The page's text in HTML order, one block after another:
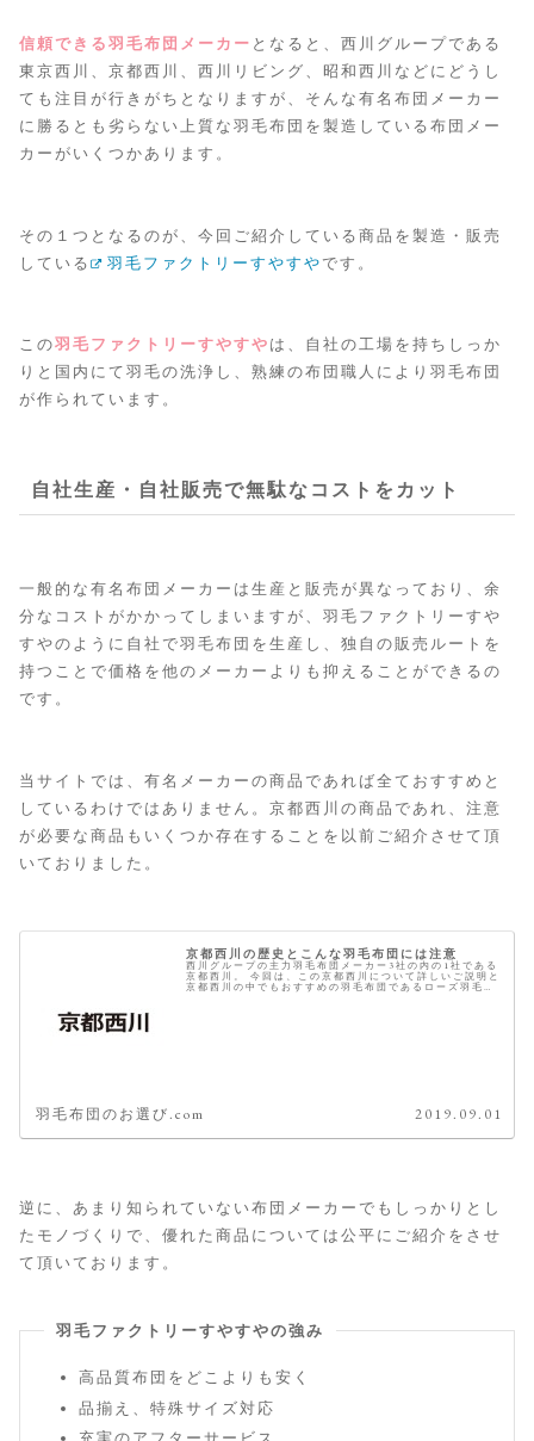
信頼できる羽毛布団メーカー となると、西川グループである
東京西川、京都西川、西川リビング、昭和西川などにどうし
ても注目が行きがちとなりますが、そんな有名布団メーカー
に勝るとも劣らない上質な羽毛布団を製造している布団メー
カーがいくつかあります。
その１つとなるのが、今回ご紹介している商品を製造・販売
している
羽毛ファクトリーすやすやです。
この羽毛ファクトリーすやすやは、自社の工場を持ちしっか
りと国内にて羽毛の洗浄し、熟練の布団職人により羽毛布団
が作られています。
自社生産・自社販売で無駄なコストをカット
一般的な有名布団メーカーは生産と販売が異なっており、余
分なコストがかかってしまいますが、羽毛ファクトリーすや
すやのように自社で羽毛布団を生産し、独自の販売ルートを
持つことで価格を他のメーカーよりも抑えることができるの
です。
当サイトでは、有名メーカーの商品であれば全ておすすめと
しているわけではありません。京都西川の商品であれ、注意
が必要な商品もいくつか存在することを以前ご紹介させて頂
いておりました。
京都西川の歴史とこんな羽毛布団には注意
西川グループの主力羽毛布団メーカー3社の内の1社である
京都西川。 今回は、この京都西川について詳しいご説明と
京都西川の中でもおすすめの羽毛布団であるローズ羽毛ふ
羽毛布団のお選び.com 2019.09.01
逆に、あまり知られていない布団メーカーでもしっかりとし
たモノづくりで、優れた商品については公平にご紹介をさせ
て頂いております。
羽毛ファクトリーすやすやの強み
高品質布団をどこよりも安く
品揃え、特殊サイズ対応